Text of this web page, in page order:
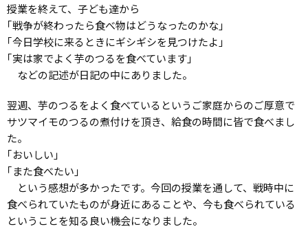
授業を終えて、子ども達から
｢戦争が終わったら食べ物はどうなったのかな｣
｢今日学校に来るときにギシギシを見つけたよ｣
｢実は家でよく芋のつるを食べています｣
などの記述が日記の中にありました。
翌週、芋のつるをよく食べているというご家庭からのご厚意で
サツマイモのつるの煮付けを頂き、給食の時間に皆で食べまし
た。
｢おいしい｣
｢また食べたい｣
という感想が多かったです。今回の授業を通して、戦時中に
食べられていたものが身近にあることや、今も食べられている
ということを知る良い機会になりました。